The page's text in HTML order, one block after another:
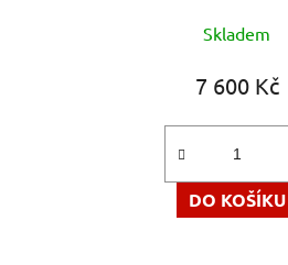
5,0
z
5
Skladem
7 600 Kč
DO KOŠÍKU